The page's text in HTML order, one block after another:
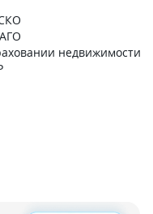
недвижимости